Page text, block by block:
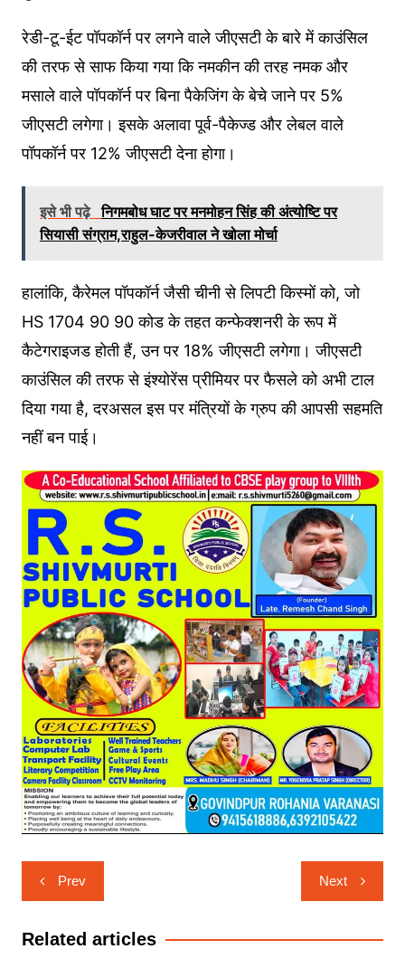
रेडी-टू-ईट पॉपकॉर्न पर लगने वाले जीएसटी के बारे में काउंस‍िल
की तरफ से साफ क‍िया गया क‍ि नमकीन की तरह नमक और
मसाले वाले पॉपकॉर्न पर बिना पैकेजिंग के बेचे जाने पर 5%
जीएसटी लगेगा। इसके अलावा पूर्व-पैकेज्ड और लेबल वाले
पॉपकॉर्न पर 12% जीएसटी देना होगा।
इसे भी पढ़े निगमबोध घाट पर मनमोहन सिंह की अंत्योष्टि पर
सियासी संग्राम,राहुल-केजरीवाल ने खोला मोर्चा
हालांकि, कैरेमल पॉपकॉर्न जैसी चीनी से लिपटी किस्मों को, जो
HS 1704 90 90 कोड के तहत कन्फेक्शनरी के रूप में
कैटेगराइजड होती हैं, उन पर 18% जीएसटी लगेगा। जीएसटी
काउंस‍िल की तरफ से इंश्‍योरेंस प्रीम‍ियर पर फैसले को अभी टाल
दिया गया है, दरअसल इस पर मंत्रियों के ग्रुप की आपसी सहमति
नहीं बन पाई।
Post
navigation
Prev Next
Related articles